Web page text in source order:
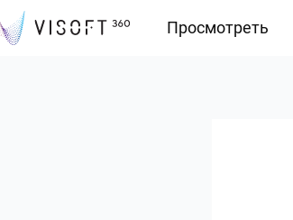
Просмотреть